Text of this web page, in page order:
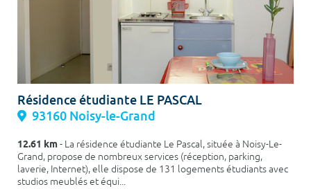
Résidence étudiante LE PASCAL
93160 Noisy-le-Grand
12.61 km- La résidence étudiante Le Pascal, située à Noisy-Le-
Grand, propose de nombreux services (réception, parking,
laverie, Internet), elle dispose de 131 logements étudiants avec
studios meublés et équi...